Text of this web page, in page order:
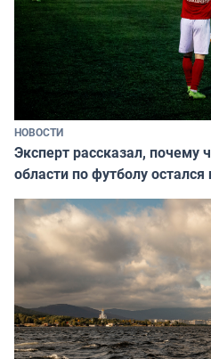
НОВОСТИ
Эксперт рассказал,
области по футболу